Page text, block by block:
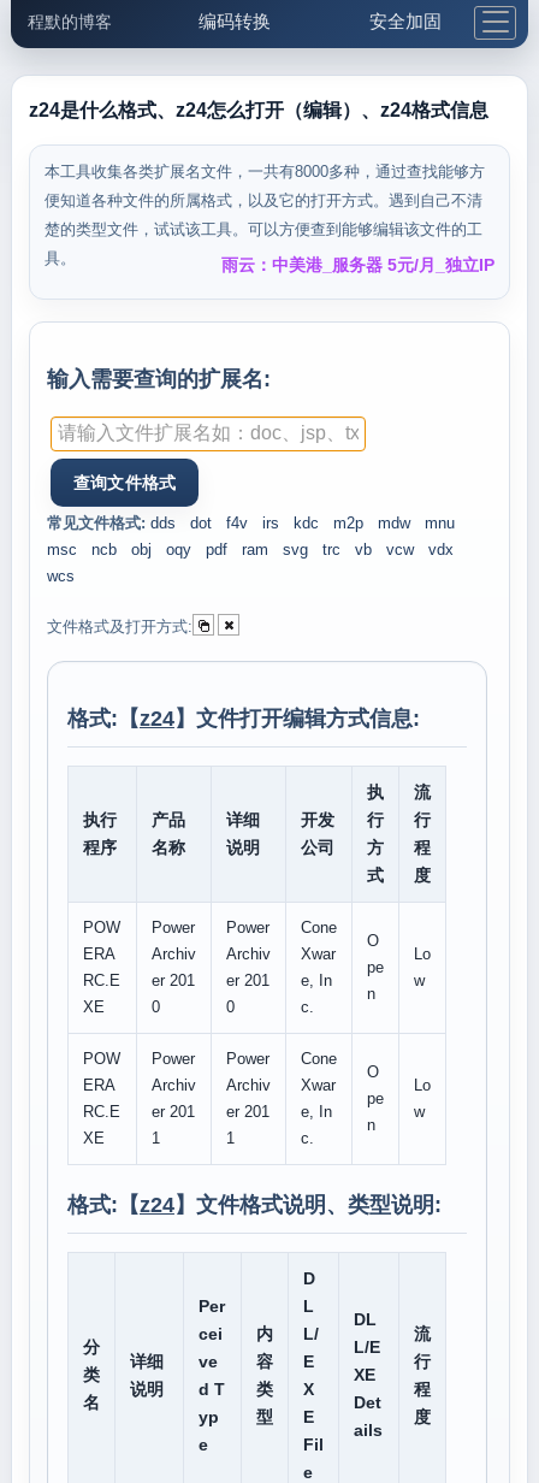
程默的博客 编码转换 安全加固
邮件工具 生活便民 更多工具
5.1支付宝大红包
z24是什么格式、z24怎么打开（编辑）、z24格式信息
本工具收集各类扩展名文件，一共有8000多种，通过查找能够方
便知道各种文件的所属格式，以及它的打开方式。遇到自己不清
楚的类型文件，试试该工具。可以方便查到能够编辑该文件的工
具。
雨云：中美港_服务器 5元/月_独立IP
输入需要查询的扩展名:
常见文件格式: dds dot f4v irs kdc m2p mdw
mnu
msc
ncb obj oqy pdf ram svg trc vb vcw
vdx
wcs
文件格式及打开方式:
格式:【z24】文件打开编辑方式信息:
执行
程序
产品
名称
详细
说明
开发
公司
执
行
方
式
流
行
程
度
POW
ERA
RC.E
XE
Power
Archiv
er 201
0
Power
Archiv
er 201
0
Cone
Xwar
e, In
c.
O
pe
n
Lo
w
POW
ERA
RC.E
XE
Power
Archiv
er 201
1
Power
Archiv
er 201
1
Cone
Xwar
e, In
c.
O
pe
n
Lo
w
格式:【z24】文件格式说明、类型说明:
分
类
名
详细
说明
Per
cei
ve
d T
yp
e
内
容
类
型
D
L
L/
E
X
E
Fil
e
DL
L/E
XE
Det
ails
流
行
程
度